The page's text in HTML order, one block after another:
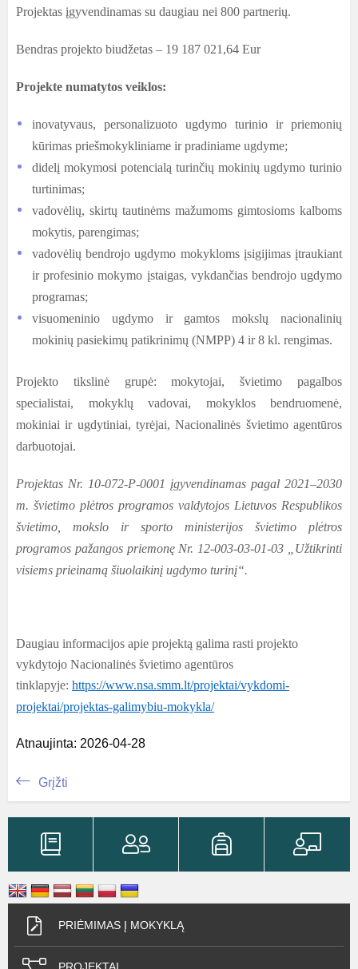
Projektas įgyvendinamas su daugiau nei 800 partnerių.
Bendras projekto biudžetas – 19 187 021,64 Eur
Projekte numatytos veiklos:
inovatyvaus, personalizuoto ugdymo turinio ir priemonių
kūrimas priešmokykliniame ir pradiniame ugdyme;
didelį mokymosi potencialą turinčių mokinių ugdymo turinio
turtinimas;
vadovėlių, skirtų tautinėms mažumoms gimtosioms kalboms
mokytis, parengimas;
vadovėlių bendrojo ugdymo mokykloms įsigijimas įtraukiant
ir profesinio mokymo įstaigas, vykdančias bendrojo ugdymo
programas;
visuomeninio ugdymo ir gamtos mokslų nacionalinių
mokinių pasiekimų patikrinimų (NMPP) 4 ir 8 kl. rengimas.
Projekto tikslinė grupė: mokytojai, švietimo pagalbos
specialistai, mokyklų vadovai, mokyklos bendruomenė,
mokiniai ir ugdytiniai, tyrėjai, Nacionalinės švietimo agentūros
darbuotojai.
Projektas Nr. 10-072-P-0001 įgyvendinamas pagal 2021–2030
m. švietimo plėtros programos valdytojos Lietuvos Respublikos
švietimo, mokslo ir sporto ministerijos švietimo plėtros
programos pažangos priemonę Nr. 12-003-03-01-03 „Užtikrinti
visiems prieinamą šiuolaikinį ugdymo turinį“.
Daugiau informacijos apie projektą galima rasti projekto
vykdytojo Nacionalinės švietimo agentūros
tinklapyje: https://www.nsa.smm.lt/projektai/vykdomi-
projektai/projektas-galimybiu-mokykla/
Atnaujinta: 2026-04-28
Grįžti
PRIĖMIMAS Į MOKYKLĄ